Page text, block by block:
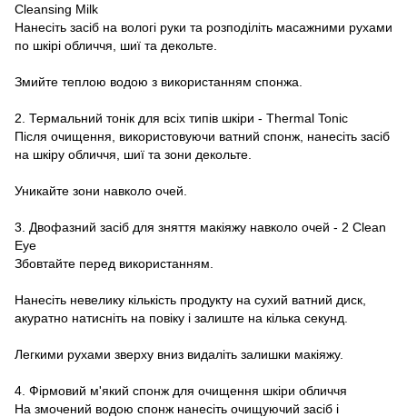
Cleansing Milk
Нанесіть засіб на вологі руки та розподіліть масажними рухами
по шкірі обличчя, шиї та декольте.
Змийте теплою водою з використанням спонжа.
2. Термальний тонік для всіх типів шкіри - Thermal Tonic
Після очищення, використовуючи ватний спонж, нанесіть засіб
на шкіру обличчя, шиї та зони декольте.
Уникайте зони навколо очей.
3. Двофазний засіб для зняття макіяжу навколо очей - 2 Clean
Eye
Збовтайте перед використанням.
Нанесіть невелику кількість продукту на сухий ватний диск,
акуратно натисніть на повіку і залиште на кілька секунд.
Легкими рухами зверху вниз видаліть залишки макіяжу.
4. Фірмовий м'який спонж для очищення шкіри обличчя
На змочений водою спонж нанесіть очищуючий засіб і